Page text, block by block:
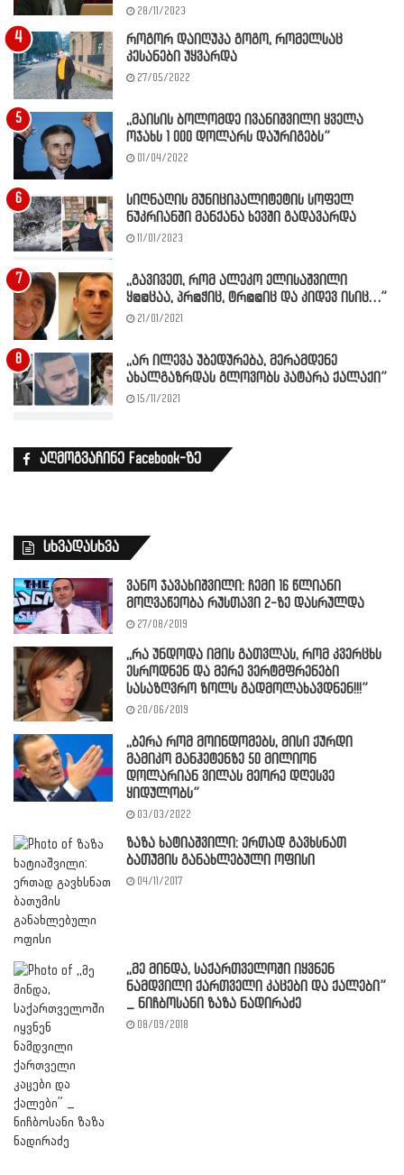
28/11/2023
როგორ დაიღუპა გოგო, რომელსაც
კესანები უყვარდა
27/05/2022
,,მაისის ბოლომდე ივანიშვილი ყველა
ოჯახს 1 000 დოლარს დაურიგებს”
01/04/2022
სიღნაღის მუნიციპალიტეტის სოფელ
ნუკრიანში მანქანა ხევში გადავარდა
11/01/2023
,,გავივეთ, რომ ალეკო ელისაშვილი
ყ@@ცაა, პრ@ჭიც, ტრ@@იც და კიდევ ისიც…”
21/01/2021
,,არ ილევა უბედურება, მერამდენე
ახალგაზრდას გლოვობს პატარა ქალაქი”
15/11/2021
აღმოგვაჩინე Facebook-ზე
სხვადასხვა
ვანო ჯავახიშვილი: ჩემი 16 წლიანი
მოღვაწეობა რუსთავი 2-ზე დასრულდა
27/08/2019
,,რა უნდოდა იმის გათვლას, რომ კვერცხს
ესროდნენ და მერე ვერტმფრენები
სასაზღვრო ზოლს გადმოლახავდნენ!!!”
20/06/2019
,,ბერა რომ მოინდომებს, მისი ქურდი
მამიკო მანჰეტენზე 50 მილიონ
დოლარიან ვილას მეორე დღესვე
ყიდულობს”
03/03/2022
ზაზა ხატიაშვილი: ერთად გავხსნათ
ბათუმის განახლებული ოფისი
04/11/2017
,,მე მინდა, საქართველოში იყვნენ
ნამდვილი ქართველი კაცები და ქალები”
_ ნიჩბოსანი ზაზა ნადირაძე
08/09/2018